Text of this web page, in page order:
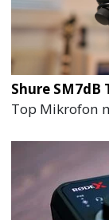
Shure SM7dB
Top Mikrofon